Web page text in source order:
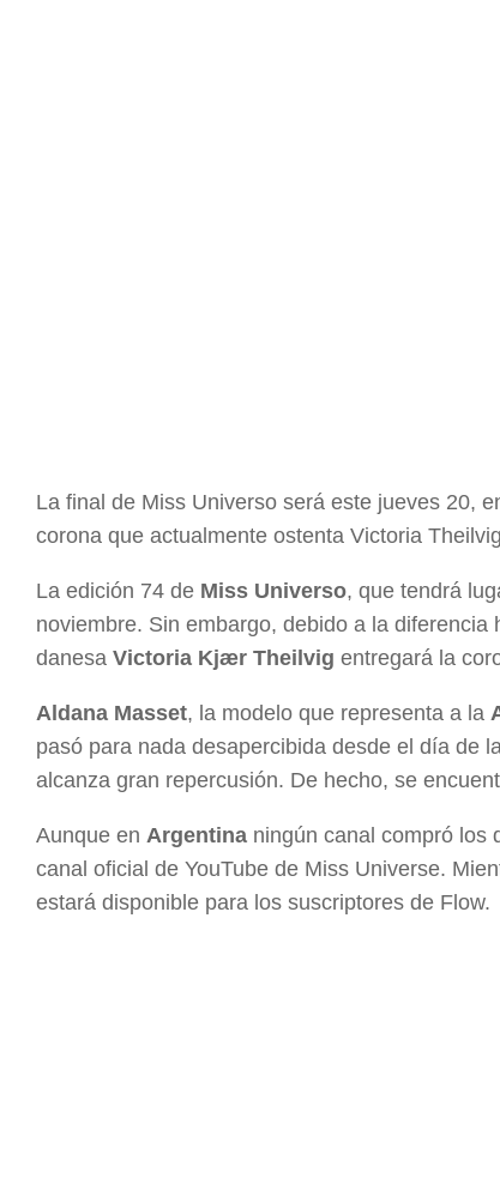
La final de Miss Universo será este jueves 20,
corona que actualmente ostenta Victoria Theilvig
La edición 74 de Miss Universo, que tendrá
noviembre. Sin embargo, debido a la
danesa Victoria Kjær Theilvig entregará la
Aldana Masset, la modelo que representa a la
pasó para nada desapercibida desde el día de
alcanza gran repercusión. De hecho, se
Aunque en Argentina ningún canal compró los
canal oficial de YouTube de Miss Universe.
estará disponible para los suscriptores de Flow.